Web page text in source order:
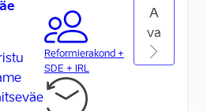
Reformierakond +
SDE + IRL
A
va